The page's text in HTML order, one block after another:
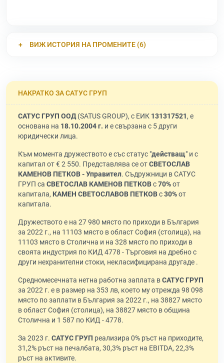
ВИЖ ИСТОРИЯ НА ПРОМЕНИТЕ (6)
НАКРАТКО ЗА САТУС ГРУП
САТУС ГРУП ООД(SATUS GROUP), с ЕИК 131317521, е
основана на 18.10.2004 г. и е свързана с 5 други
юридически лица.
Към момента дружеството е със статус "действащ" и с
капитал от € 2 550. Представлява се отСВЕТОСЛАВ
КАМЕНОВ ПЕТКОВ - Управител. Съдружници в САТУС
ГРУП са СВЕТОСЛАВ КАМЕНОВ ПЕТКОВс70%от
капитала, КАМЕН СВЕТОСЛАВОВ ПЕТКОВс30%от
капитала.
Дружеството е на 27 980 място по приходи в България
за 2022 г., на 11103 място в област София (столица), на
11103 място в Столична и на 328 място по приходи в
своята индустрия по КИД 4778 - Търговия на дребно с
други нехранителни стоки, некласифицирана другаде .
Средномесечната нетна работна заплата вСАТУС ГРУП
за 2022 г. е в размер на 353 лв, което му отрежда 98 098
място по заплати в България за 2022 г., на 38827 място
в област София (столица), на 38827 място в община
Столична и 1 587 по КИД - 4778.
За 2023 г. САТУС ГРУП реализира 0% ръст на приходите,
31,2% ръст на печалбата, 30,3% ръст на EBITDA, 22,3%
ръст на активите.